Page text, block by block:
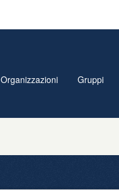
Organizzazioni Gruppi